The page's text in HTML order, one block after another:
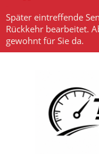
Später eintreffende
Rückkehr bearbeitet.
gewohnt für Sie da.